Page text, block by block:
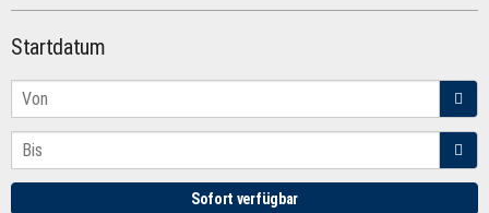
Startdatum
Sofort verfügbar